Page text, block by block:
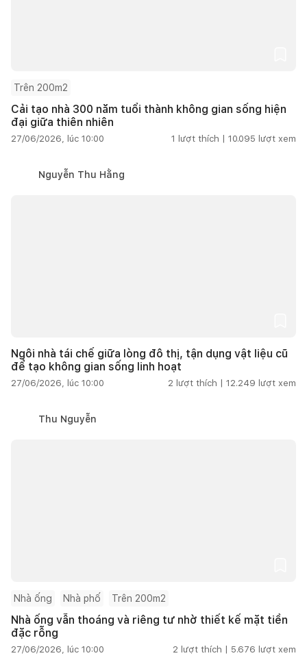
Trên 200m2
Cải tạo nhà 300 năm tuổi thành không gian sống hiện
đại giữa thiên nhiên
27/06/2026, lúc 10:00 1 lượt thích | 10.095 lượt xem
Nguyễn Thu Hằng
Ngôi nhà tái chế giữa lòng đô thị, tận dụng vật liệu cũ
để tạo không gian sống linh hoạt
27/06/2026, lúc 10:00 2 lượt thích | 12.249 lượt xem
Thu Nguyễn
Nhà ống Nhà phố Trên 200m2
Nhà ống vẫn thoáng và riêng tư nhờ thiết kế mặt tiền
đặc rỗng
27/06/2026, lúc 10:00 2 lượt thích | 5.676 lượt xem